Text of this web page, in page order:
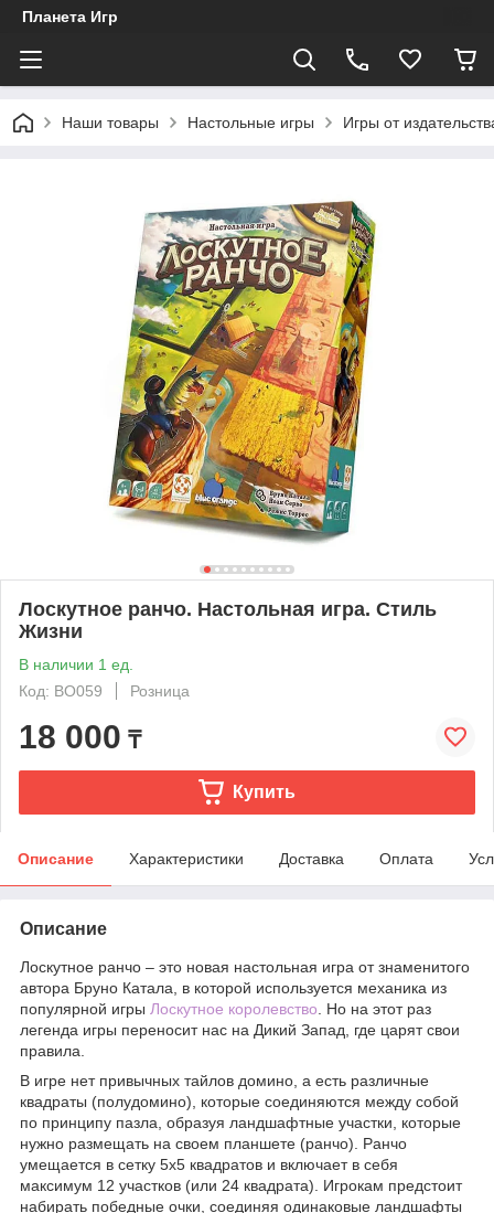
Планета Игр
Наши товары Настольные игры Игры от
Лоскутное ранчо. Настольная игра. Стиль
Жизни
В наличии 1 ед.
Код: BO059
Розница
18 000 ₸
Купить
Описание Характеристики Доставка Оплата
Описание
Лоскутное ранчо – это новая настольная игра от знаменитого
автора Бруно Катала, в которой используется механика из
популярной игры Лоскутное королевство . Но на этот раз
легенда игры переносит нас на Дикий Запад, где царят свои
правила.
В игре нет привычных тайлов домино, а есть различные
квадраты (полудомино), которые соединяются между собой
по принципу пазла, образуя ландшафтные участки, которые
нужно размещать на своем планшете (ранчо). Ранчо
умещается в сетку 5х5 квадратов и включает в себя
максимум 12 участков (или 24 квадрата). Игрокам предстоит
набирать победные очки, соединяя одинаковые ландшафты